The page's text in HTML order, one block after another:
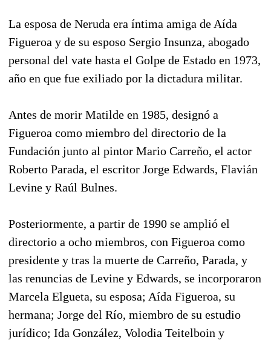
La esposa de Neruda era íntima amiga de Aída
Figueroa y de su esposo Sergio Insunza, abogado
personal del vate hasta el Golpe de Estado en 1973,
año en que fue exiliado por la dictadura militar.
Antes de morir Matilde en 1985, designó a
Figueroa como miembro del directorio de la
Fundación junto al pintor Mario Carreño, el actor
Roberto Parada, el escritor Jorge Edwards, Flavián
Levine y Raúl Bulnes.
Posteriormente, a partir de 1990 se amplió el
directorio a ocho miembros, con Figueroa como
presidente y tras la muerte de Carreño, Parada, y
las renuncias de Levine y Edwards, se incorporaron
Marcela Elgueta, su esposa; Aída Figueroa, su
hermana; Jorge del Río, miembro de su estudio
jurídico; Ida González, Volodia Teitelboin y